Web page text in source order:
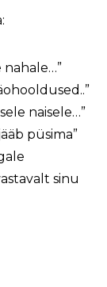
nahale…”
naisele…”
püsima”
sinu